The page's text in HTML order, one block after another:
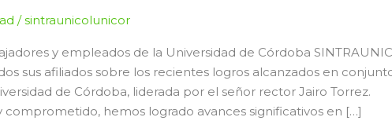
/sintraunicolunicor
y empleados de la Universidad de Córdoba
sus afiliados sobre los recientes logros alcanzados en
de Córdoba, liderada por el señor rector Jairo Torrez.
comprometido, hemos logrado avances significativos en […]